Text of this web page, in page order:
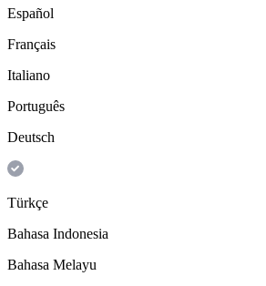
Español
Français
Italiano
Português
Deutsch
Türkçe
Bahasa Indonesia
Bahasa Melayu